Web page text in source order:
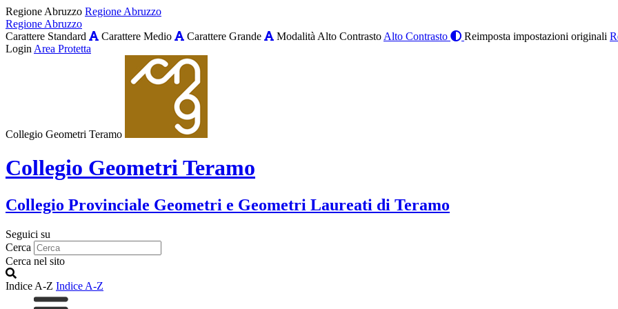
Regione Abruzzo Regione Abruzzo
Regione Abruzzo
Carattere Standard
Carattere Medio Carattere Grande Modalità Alto Contrasto Alto Contrasto Reimposta impostazioni originali
Login Area Protetta
Collegio Geometri Teramo
Collegio Geometri Teramo
Collegio Provinciale Geometri e Geometri Laureati di Teramo
Seguici su
Cerca
Cerca nel sito
Indice A-Z Indice A-Z